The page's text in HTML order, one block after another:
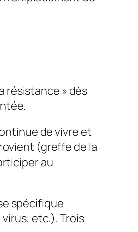
résistance » dès
de vivre et
(greffe de la
au
spécifique
etc.). Trois